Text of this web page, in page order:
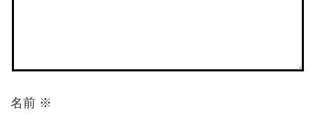
名前 ※